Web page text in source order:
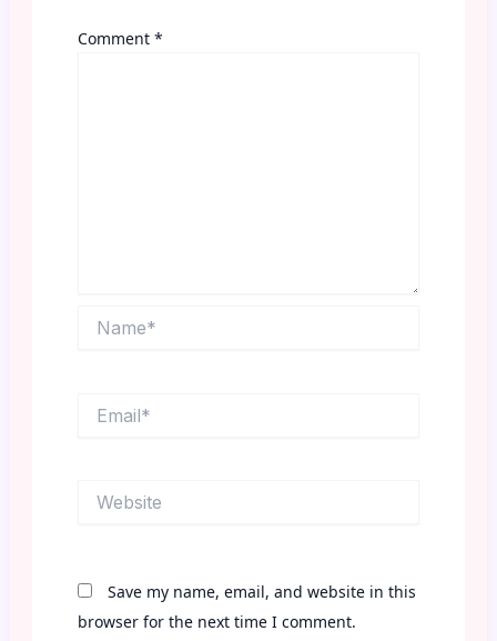
Comment *
Save my name, email, and website in this
browser for the next time I comment.